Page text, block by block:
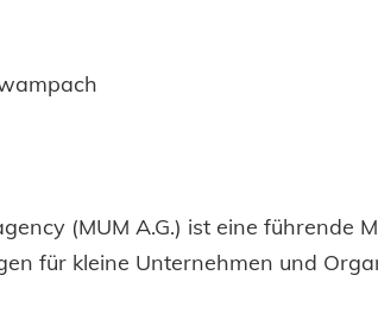
(MUM A.G.) ist eine
für kleine Unternehmen und